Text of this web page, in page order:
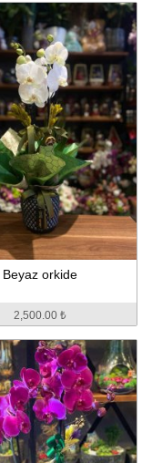
Beyaz orkide
2,500.00 ₺